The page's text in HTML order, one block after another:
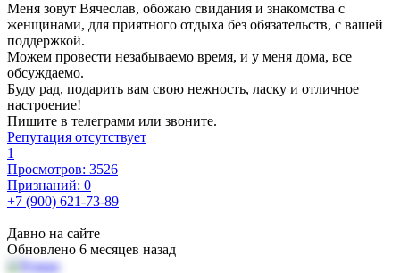
Меня зовут Вячеслав, обожаю свидания и знакомства с
женщинами, для приятного отдыха без обязательств, с вашей
поддержкой.
Можем провести незабываемо время, и у меня дома, все
обсуждаемо.
Буду рад, подарить вам свою нежность, ласку и отличное
настроение!
Пишите в телеграмм или звоните.
Репутация отсутствует
1
Просмотров: 3526
Признаний: 0
+7 (900) 621-73-89
Давно на сайте
Обновлено 6 месяцев назад